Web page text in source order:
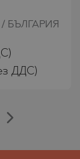
БЪЛГАРИЯ
ДДС)